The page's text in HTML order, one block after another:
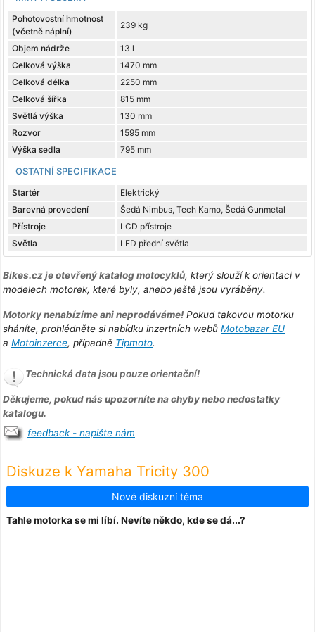
Pohotovostní hmotnost
(včetně náplní)
239 kg
Objem nádrže
13 l
Celková výška
1470 mm
Celková délka
2250 mm
Celková šířka
815 mm
Světlá výška
130 mm
Rozvor
1595 mm
Výška sedla
795 mm
OSTATNÍ SPECIFIKACE
Startér
Elektrický
Barevná provedení
Šedá Nimbus, Tech Kamo, Šedá Gunmetal
Přístroje
LCD přístroje
Světla
LED přední světla
Bikes.cz je otevřený katalog motocyklů, který slouží k orientaci v
modelech motorek, které byly, anebo ještě jsou vyráběny.
Motorky nenabízíme ani neprodáváme!Pokud takovou motorku
sháníte, prohlédněte si nabídku inzertních webů Motobazar EU
a Motoinzerce, případně Tipmoto.
Technická data jsou pouze orientační!
Děkujeme, pokud nás upozorníte na chyby nebo nedostatky
katalogu.
feedback - napište nám
Diskuze k Yamaha Tricity 300
Nové diskuzní téma
Tahle motorka se mi líbí. Nevíte někdo, kde se dá...?